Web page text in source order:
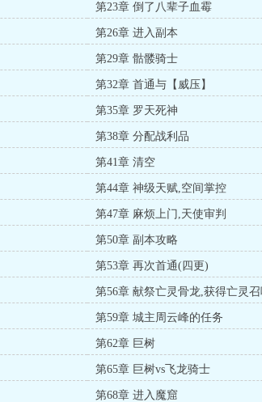
第23章 倒了八辈子血霉
第26章 进入副本
第29章 骷髅骑士
第32章 首通与【威压】
第35章 罗天死神
第38章 分配战利品
第41章 清空
第44章 神级天赋,空间掌控
第47章 麻烦上门,天使审判
第50章 副本攻略
第53章 再次首通(四更)
第56章 献祭亡灵骨龙,获得亡灵
第59章 城主周云峰的任务
第62章 巨树
第65章 巨树vs飞龙骑士
第68章 进入魔窟